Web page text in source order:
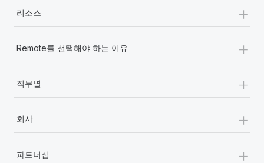
리소스 +
Remote를 선택해야 하는 이유 +
직무별 +
회사 +
파트너십 +